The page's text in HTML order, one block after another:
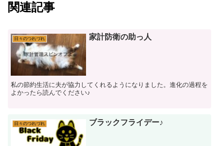
関連記事
日々のつれづれ 家計防衛の助っ人
私の節約生活に夫が協力してくれるようになりました。進化の過程を
よかったら読んでください♪
日々のつれづれ ブラックフライデー♪